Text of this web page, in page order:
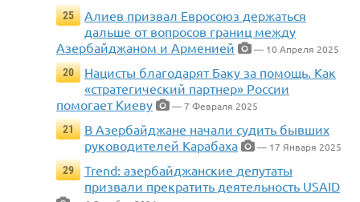
25
Алиев призвал Евросоюз держаться
дальше от вопросов границ между
Азербайджаном и Арменией
— 10 Апреля 2025
20
Нацисты благодарят Баку за помощь. Как
«стратегический партнер» России
помогает Киеву
— 7 Февраля 2025
21
В Азербайджане начали судить бывших
руководителей Карабаха
— 17 Января 2025
29
Trend: азербайджанские депутаты
призвали прекратить деятельность USAID